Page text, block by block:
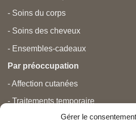
Gérer le
- Soins du corps
- Soins des cheveux
- Ensembles-cadeaux
Par préoccupation
- Affection cutanées
- Traitements temporaire